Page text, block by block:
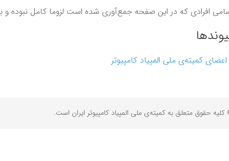
افرادی که در این صفحه جمع‌آوری شده است لزوما کامل نبوده
اعضای کمیته‌ی ملی المپیاد کامپیوتر
حقوق متعلق به کمیته‌ی ملی المپیاد کامپیوتر ایران است.